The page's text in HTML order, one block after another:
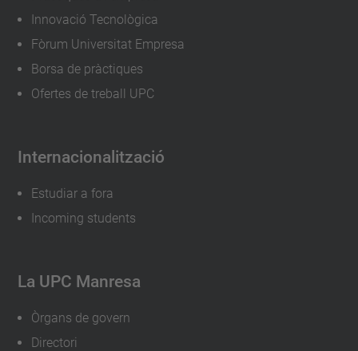
Innovació Tecnològica
Fòrum Universitat Empresa
Borsa de pràctiques
Ofertes de treball UPC
Internacionalització
Estudiar a fora
Incoming students
La UPC Manresa
Òrgans de govern
Directori